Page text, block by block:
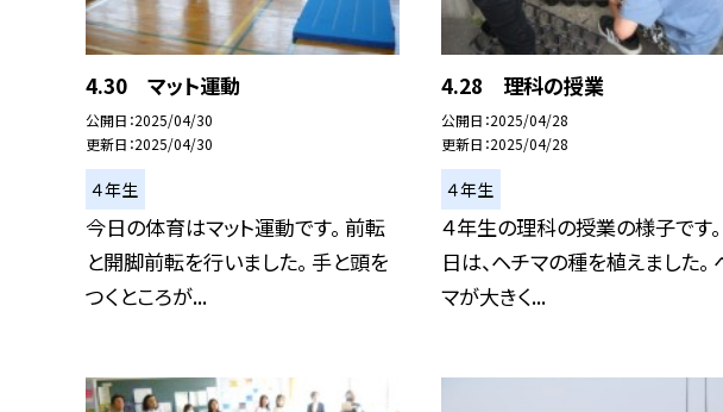
4.30 マット運動
公開日 2025/04/30
更新日 2025/04/30
４年生
今日の体育はマット運動です。 前転
と開脚前転を行いました。 手と頭を
つくところが...
4.28 理科の授業
公開日 2025/04/28
更新日 2025/04/28
４年生
４年生の理科の授業の様子です
日は、ヘチマの種を植えました。
マが大きく...